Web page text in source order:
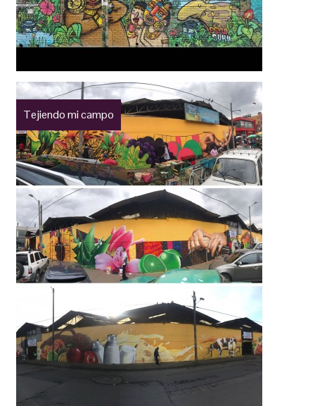
Tejiendo mi campo